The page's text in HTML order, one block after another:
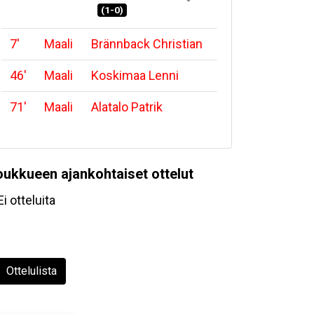
(1-0)
7' Maali Brännback Christian
46' Maali Koskimaa Lenni
71' Maali Alatalo Patrik
ajankohtaiset ottelut
otteluita
Ottelulista